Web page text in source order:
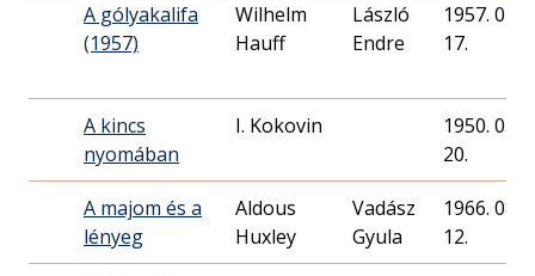
A gólyakalifa
(1957)
Wilhelm
Hauff
László
Endre
1957. 02.
17.
A kincs
nyomában
I. Kokovin
1950. 05.
20.
A majom és a
lényeg
Aldous
Huxley
Vadász
Gyula
1966. 08.
12.